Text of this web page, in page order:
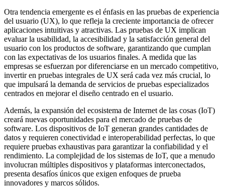
Otra tendencia emergente es el énfasis en las pruebas de experiencia
del usuario (UX), lo que refleja la creciente importancia de ofrecer
aplicaciones intuitivas y atractivas. Las pruebas de UX implican
evaluar la usabilidad, la accesibilidad y la satisfacción general del
usuario con los productos de software, garantizando que cumplan
con las expectativas de los usuarios finales. A medida que las
empresas se esfuerzan por diferenciarse en un mercado competitivo,
invertir en pruebas integrales de UX será cada vez más crucial, lo
que impulsará la demanda de servicios de pruebas especializados
centrados en mejorar el diseño centrado en el usuario.
Además, la expansión del ecosistema de Internet de las cosas (IoT)
creará nuevas oportunidades para el mercado de pruebas de
software. Los dispositivos de IoT generan grandes cantidades de
datos y requieren conectividad e interoperabilidad perfectas, lo que
requiere pruebas exhaustivas para garantizar la confiabilidad y el
rendimiento. La complejidad de los sistemas de IoT, que a menudo
involucran múltiples dispositivos y plataformas interconectados,
presenta desafíos únicos que exigen enfoques de prueba
innovadores y marcos sólidos.